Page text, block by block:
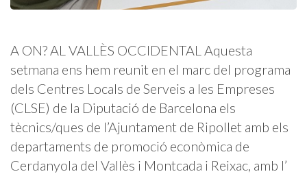
A ON? AL VALLÈS OCCIDENTAL Aquesta
setmana ens hem reunit en el marc del programa
dels Centres Locals de Serveis a les Empreses
(CLSE) de la Diputació de Barcelona els
tècnics/ques de l’Ajuntament de Ripollet amb els
departaments de promoció econòmica de
Cerdanyola del Vallès i Montcada i Reixac, amb l’